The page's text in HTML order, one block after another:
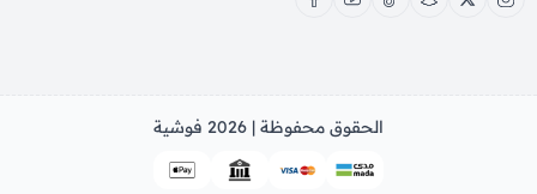
الحقوق محفوظة | 2026 فوشية